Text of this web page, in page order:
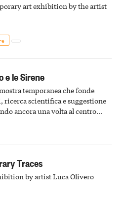
art exhibition by the artist
e le Sirene
temporanea che fonde
scientifica e suggestione
ancora una volta al centro
meraviglie del passato astigiano
Traces
by artist Luca Olivero